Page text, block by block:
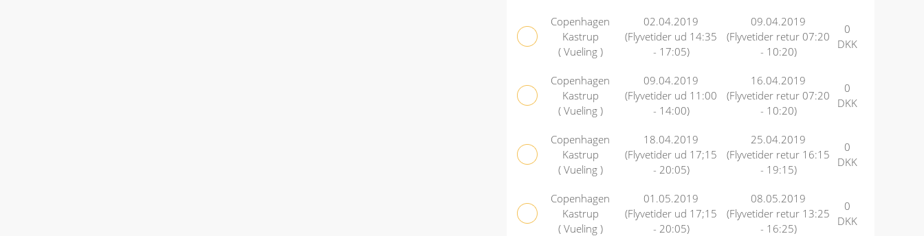
Copenhagen
Kastrup
( Vueling )
02.04.2019
(Flyvetider ud 14:35
- 17:05)
09.04.2019
(Flyvetider retur 07:20
- 10:20)
0
DKK
Copenhagen
Kastrup
( Vueling )
09.04.2019
(Flyvetider ud 11:00
- 14:00)
16.04.2019
(Flyvetider retur 07:20
- 10:20)
0
DKK
Copenhagen
Kastrup
( Vueling )
18.04.2019
(Flyvetider ud 17;15
- 20:05)
25.04.2019
(Flyvetider retur 16:15
- 19:15)
0
DKK
Copenhagen
Kastrup
( Vueling )
01.05.2019
(Flyvetider ud 17;15
- 20:05)
08.05.2019
(Flyvetider retur 13:25
- 16:25)
0
DKK